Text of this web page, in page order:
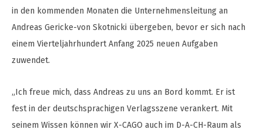
in den kommenden Monaten die Unternehmensleitung an
Andreas Gericke-von Skotnicki übergeben, bevor er sich nach
einem Vierteljahrhundert Anfang 2025 neuen Aufgaben
zuwendet.
„Ich freue mich, dass Andreas zu uns an Bord kommt. Er ist
fest in der deutschsprachigen Verlagsszene verankert. Mit
seinem Wissen können wir X-CAGO auch im D-A-CH-Raum als